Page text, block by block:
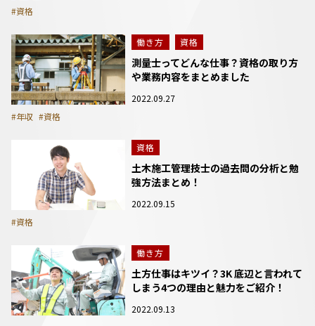
#資格
働き方 資格
測量士ってどんな仕事？資格の取り方
や業務内容をまとめました
2022.09.27
#年収 #資格
資格
土木施工管理技士の過去問の分析と勉
強方法まとめ！
2022.09.15
#資格
働き方
土方仕事はキツイ？3K 底辺と言われて
しまう4つの理由と魅力をご紹介！
2022.09.13